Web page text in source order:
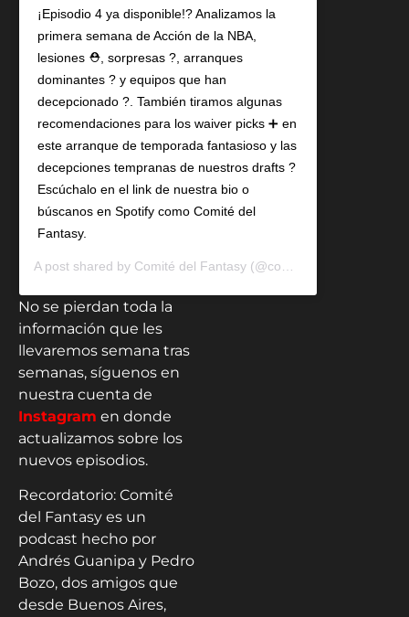
¡Episodio 4 ya disponible!?️ Analizamos la
primera semana de Acción de la NBA,
lesiones ⛑️, sorpresas ?, arranques
dominantes ? y equipos que han
decepcionado ?. También tiramos algunas
recomendaciones para los waiver picks ➕ en
este arranque de temporada fantasioso y las
decepciones tempranas de nuestros drafts ?
Escúchalo en el link de nuestra bio o
búscanos en Spotify como Comité del
Fantasy.
A post shared by Comité del Fantasy (@comitedelfantasy) on
No se pierdan toda la
información que les
llevaremos semana tras
semanas, síguenos en
nuestra cuenta de
Instagram en donde
actualizamos sobre los
nuevos episodios.
Recordatorio: Comité
del Fantasy es un
podcast hecho por
Andrés Guanipa y Pedro
Bozo, dos amigos que
desde Buenos Aires,